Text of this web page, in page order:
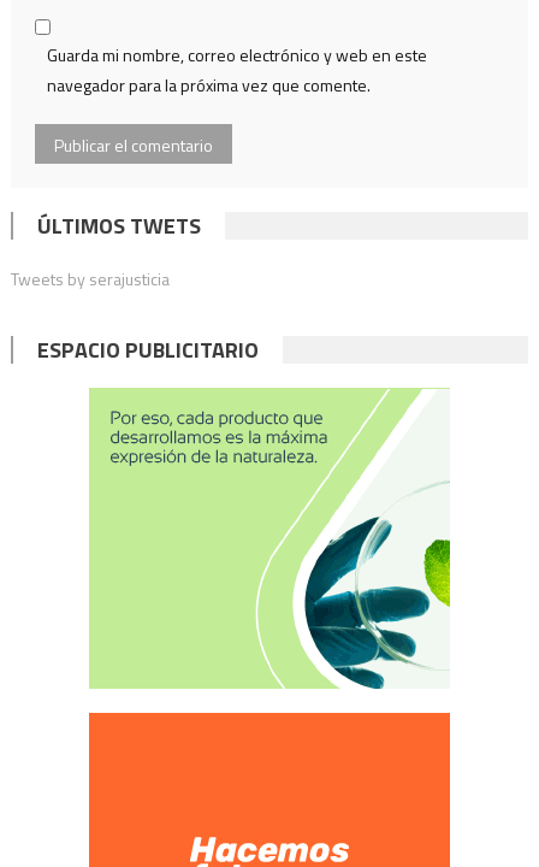
Guarda mi nombre, correo electrónico y web en este
navegador para la próxima vez que comente.
ÚLTIMOS TWETS
Tweets by serajusticia
ESPACIO PUBLICITARIO